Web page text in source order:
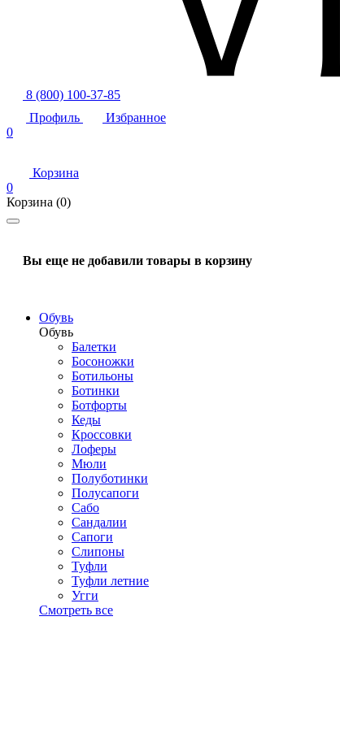
8 (800) 100-37-85
Профиль
Избранное
0
Корзина
0
Корзина (0)
Вы еще не добавили товары в корзину
Обувь
Обувь
Балетки
Босоножки
Ботильоны
Ботинки
Ботфорты
Кеды
Кроссовки
Лоферы
Мюли
Полуботинки
Полусапоги
Сабо
Сандалии
Сапоги
Слипоны
Туфли
Туфли летние
Угги
Смотреть все